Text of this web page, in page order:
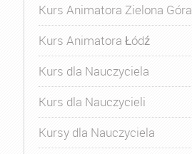
Kurs Animatora Zielona Góra
Kurs Animatora Łódź
Kurs dla Nauczyciela
Kurs dla Nauczycieli
Kursy dla Nauczyciela